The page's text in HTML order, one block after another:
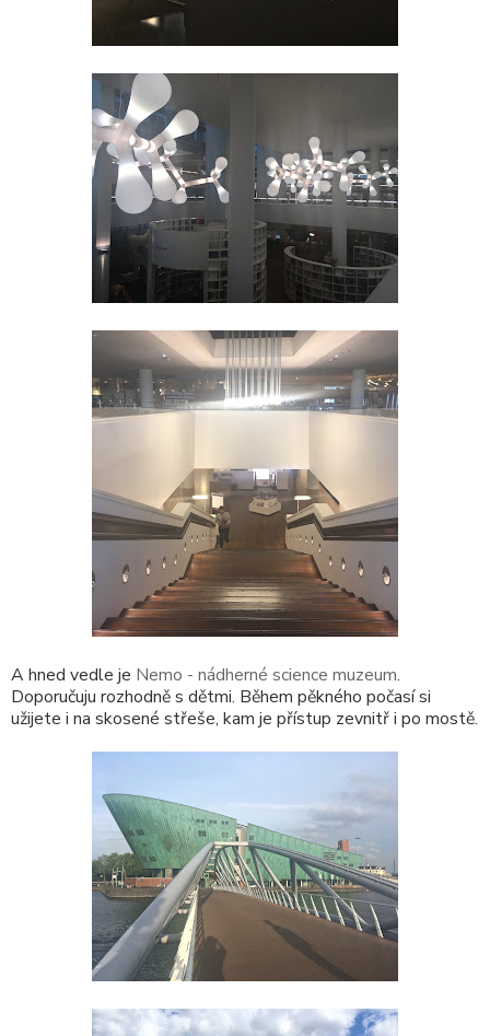
A hned vedle je Nemo - nádherné science muzeum.
Doporučuju rozhodně s dětmi. Během pěkného počasí si
užijete i na skosené střeše, kam je přístup zevnitř i po mostě.